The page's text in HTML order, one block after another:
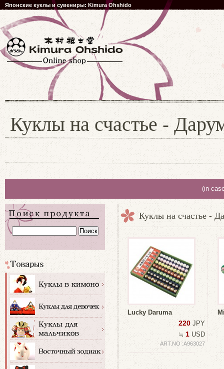
Японские куклы и сувениры: Kimura Ohshido
Куклы на счастье -
(in
Куклы на счастье -
Lucky Daruma
220 JPY
≒ 1 USD
ART.NO :A963027